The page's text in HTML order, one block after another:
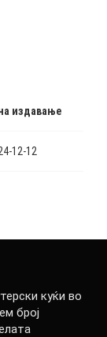
издавање
12-12
куќи во
број